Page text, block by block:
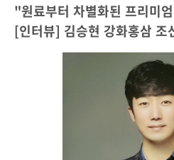
"원료부터 차별화된 프리미
[인터뷰] 김승현 강화홍삼 조